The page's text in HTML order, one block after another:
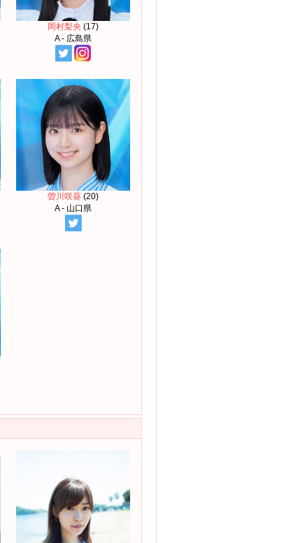
岡村梨央 (17)
A - 広島県
曽川咲葵 (20)
A - 山口県